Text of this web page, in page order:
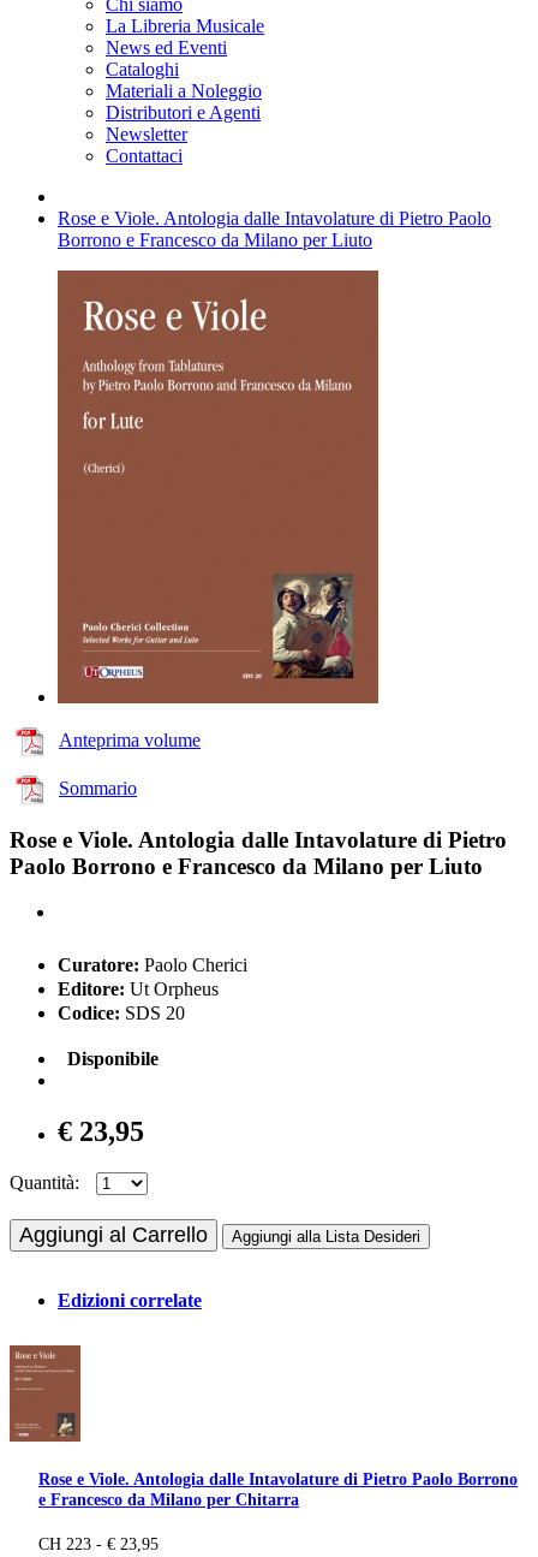
Chi siamo
La Libreria Musicale
News ed Eventi
Cataloghi
Materiali a Noleggio
Distributori e Agenti
Newsletter
Contattaci
Rose e Viole. Antologia dalle Intavolature di Pietro Paolo
Borrono e Francesco da Milano per Liuto
Anteprima volume
Sommario
Rose e Viole. Antologia dalle Intavolature di Pietro
Paolo Borrono e Francesco da Milano per Liuto
Curatore: Paolo Cherici
Editore: Ut Orpheus
Codice: SDS 20
Disponibile
€ 23,95
Quantità:
Aggiungi al Carrello Aggiungi alla Lista Desideri
Edizioni correlate
Rose e Viole. Antologia dalle Intavolature di Pietro Paolo Borrono
e Francesco da Milano per Chitarra
CH 223 - € 23,95